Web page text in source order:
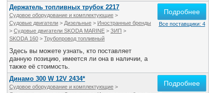
Держатель топливных трубок 2217
Судовое оборудование и комплектующие >
Судовые двигатели > Дизельные > Иностранные бренды
> Судовые двигатели SKODA MARINE > ЗИП >
SKODA 160 > Трубопровод топливный
Здесь вы можете узнать, кто поставляет
данную позицию, имеется ли она в наличии, а
также её стоимость.
Подробнее
Все поставщики: 4
Динамо 300 W 12V 2434*
Судовое оборудование и комплектующие >
Подробнее